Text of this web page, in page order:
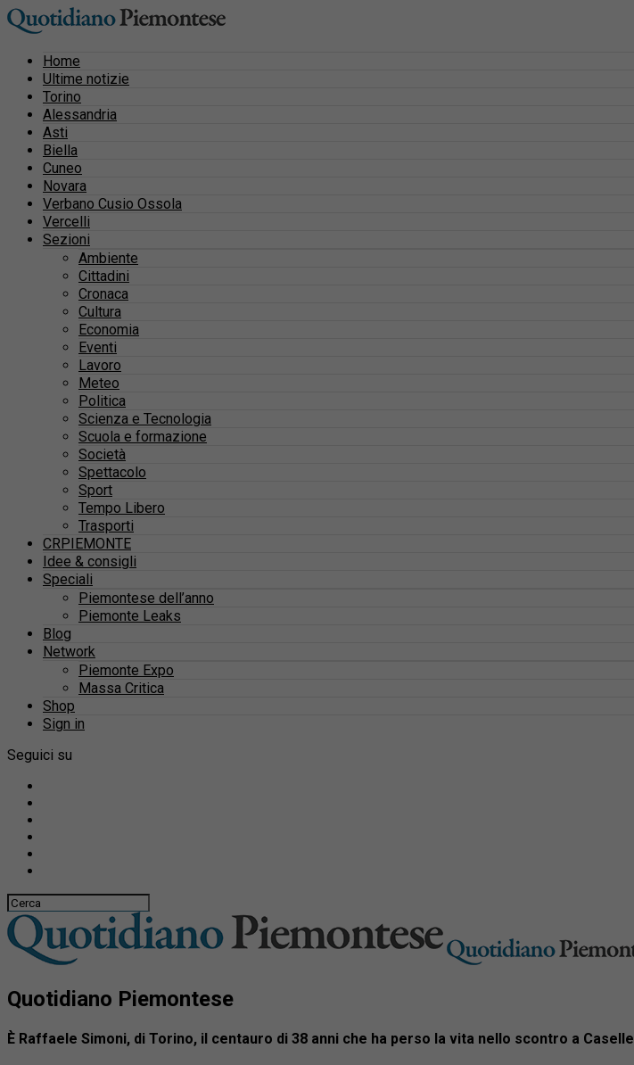
Home
Ultime notizie
Torino
Alessandria
Asti
Biella
Cuneo
Novara
Verbano Cusio Ossola
Vercelli
Sezioni
Ambiente
Cittadini
Cronaca
Cultura
Economia
Eventi
Lavoro
Meteo
Politica
Scienza e Tecnologia
Scuola e formazione
Società
Spettacolo
Sport
Tempo Libero
Trasporti
CRPIEMONTE
Idee & consigli
Speciali
Piemontese dell’anno
Piemonte Leaks
Blog
Network
Piemonte Expo
Massa Critica
Shop
Sign in
Seguici su
Quotidiano Piemontese
È Raffaele Simoni, di Torino, il centauro di 38 anni che ha perso la vita nello scontro a Caselle